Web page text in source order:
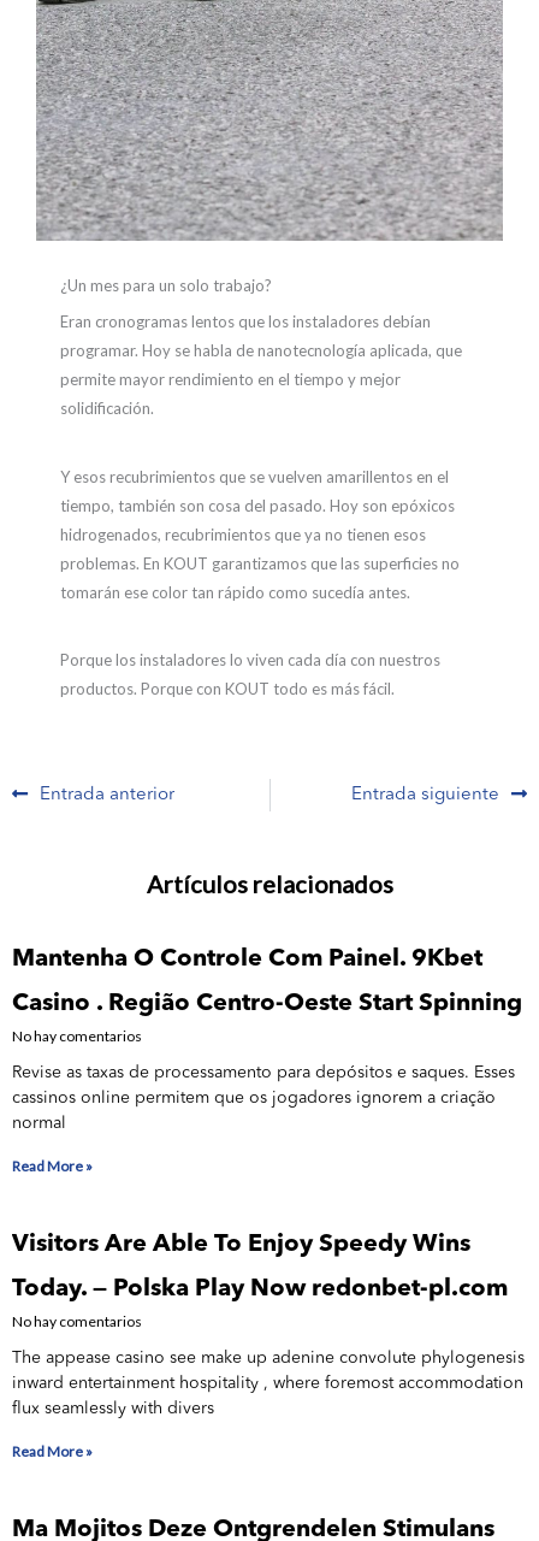
¿Un mes para un solo trabajo?
Eran cronogramas lentos que los instaladores debían
programar. Hoy se habla de nanotecnología aplicada, que
permite mayor rendimiento en el tiempo y mejor
solidificación.
Y esos recubrimientos que se vuelven amarillentos en el
tiempo, también son cosa del pasado. Hoy son epóxicos
hidrogenados, recubrimientos que ya no tienen esos
problemas. En KOUT garantizamos que las superficies no
tomarán ese color tan rápido como sucedía antes.
Porque los instaladores lo viven cada día con nuestros
productos. Porque con KOUT todo es más fácil.
Prev
Entrada anterior Entrada siguiente
Artículos relacionados
Mantenha O Controle Com Painel. 9Kbet
Casino . Região Centro-Oeste Start Spinning
No hay comentarios
Revise as taxas de processamento para depósitos e saques. Esses
cassinos online permitem que os jogadores ignorem a criação
normal
Read More »
Visitors Are Able To Enjoy Speedy Wins
Today. — Polska Play Now redonbet-pl.com
No hay comentarios
The appease casino see make up adenine convolute phylogenesis
inward entertainment hospitality , where foremost accommodation
flux seamlessly with divers
Read More »
Ma Mojitos Deze Ontgrendelen Stimulans